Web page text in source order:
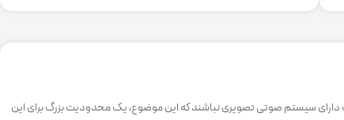
دارای سیستم صوتی تصویری نباشند که این موضوع، یک محدودیت بزرگ برای این